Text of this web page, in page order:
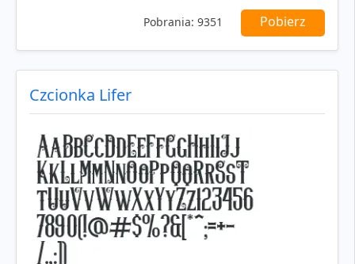
Pobrania: 9351 Pobierz
Czcionka Lifer